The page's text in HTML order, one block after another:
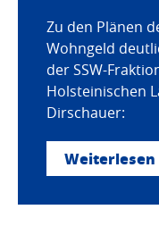
Zu den Plänen
Wohngeld
der SSW-
Holsteinischen
Dirschauer:
Weiterlesen